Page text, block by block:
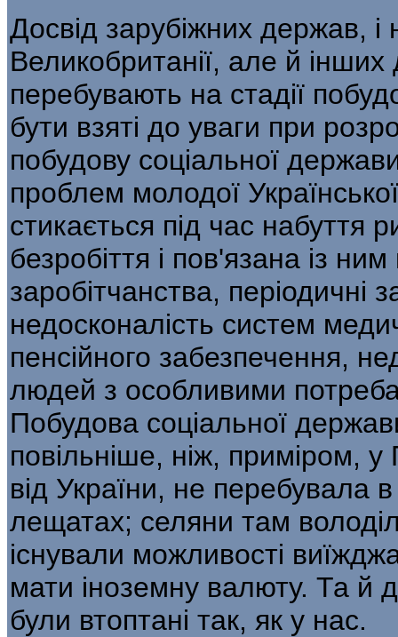
Досвід зарубіжних держав,
Великобританії, але й
перебувають на стадії
бути взяті до уваги при
побудову соціальної
проблем молодої
стикається під час набуття
безробіття і пов'язана із
заробітчанства, періодичні
недосконалість систем
пенсійного забезпечення,
людей з особливими
Побудова соціальної
повільніше, ніж, приміром,
від України, не перебувала
лещатах; селяни там
існували можливості
мати іноземну валюту. Та й
були втоптані так, як у нас.